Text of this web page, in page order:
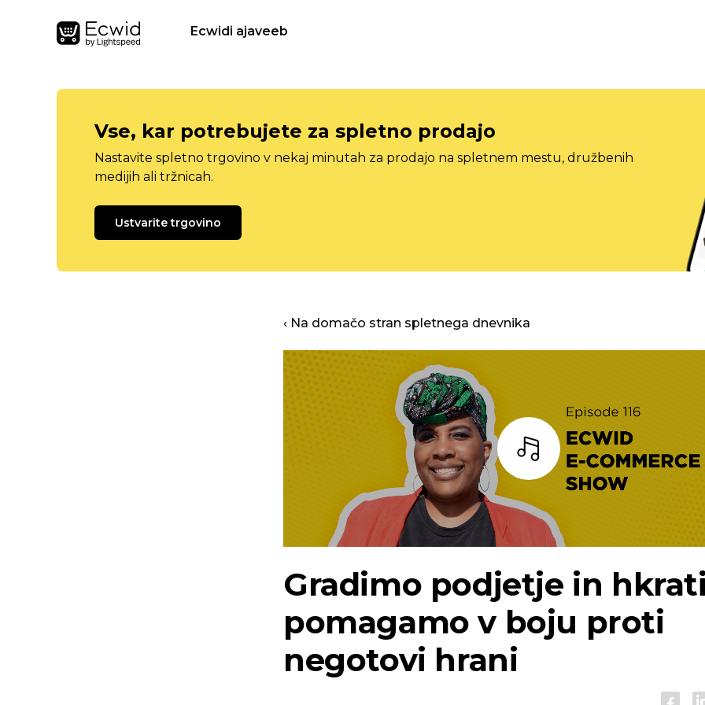
Ecwidi ajaveeb
Vse, kar potrebujete za spletno prodajo
Nastavite spletno trgovino v nekaj minutah za prodajo na spletnem mestu, družbenih
medijih ali tržnicah.
Ustvarite trgovino
‹ Na domačo stran spletnega dnevnika
Bar
Gradimo podjetje in
pomagamo v boju proti
negotovi hrani